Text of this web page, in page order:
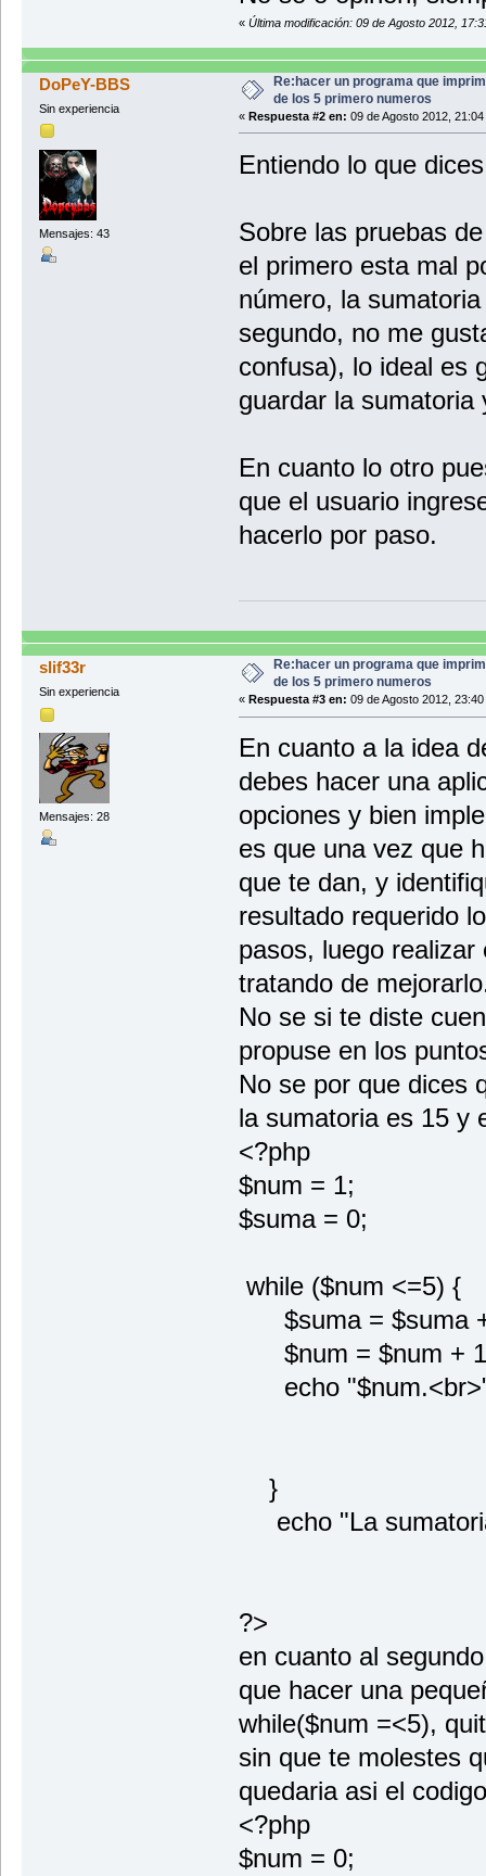
« Última modificación: 09 de Agosto 2012,
DoPeY-BBS
Sin experiencia
Mensajes: 43
Re:hacer un programa que
de los 5 primero numeros
« Respuesta #2 en: 09 de Agosto 2012, 21:04
Entiendo lo que
Sobre las pruebas
el primero esta mal
número, la
segundo, no me
confusa), lo ideal es
guardar la sumatoria
En cuanto lo otro
que el usuario
hacerlo por paso.
slif33r
Sin experiencia
Mensajes: 28
Re:hacer un programa que
de los 5 primero numeros
« Respuesta #3 en: 09 de Agosto 2012, 23:40
En cuanto a la idea
debes hacer una
opciones y bien
es que una vez que
que te dan, y
resultado requerido
pasos, luego
tratando de
No se si te diste
propuse en los
No se por que dices
la sumatoria es 15 y
<?php
$num = 1;
$suma = 0;
while ($num <=5) {
$suma = $suma
$num = $num +
echo
}
echo "La
?>
en cuanto al
que hacer una
while($num =<5),
sin que te molestes
quedaria asi el
<?php
$num = 0;